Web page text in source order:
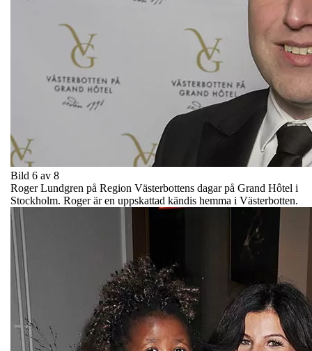
Bild 6 av 8
Roger Lundgren på Region Västerbottens dagar på Grand Hôtel i
Stockholm. Roger är en uppskattad kändis hemma i Västerbotten.